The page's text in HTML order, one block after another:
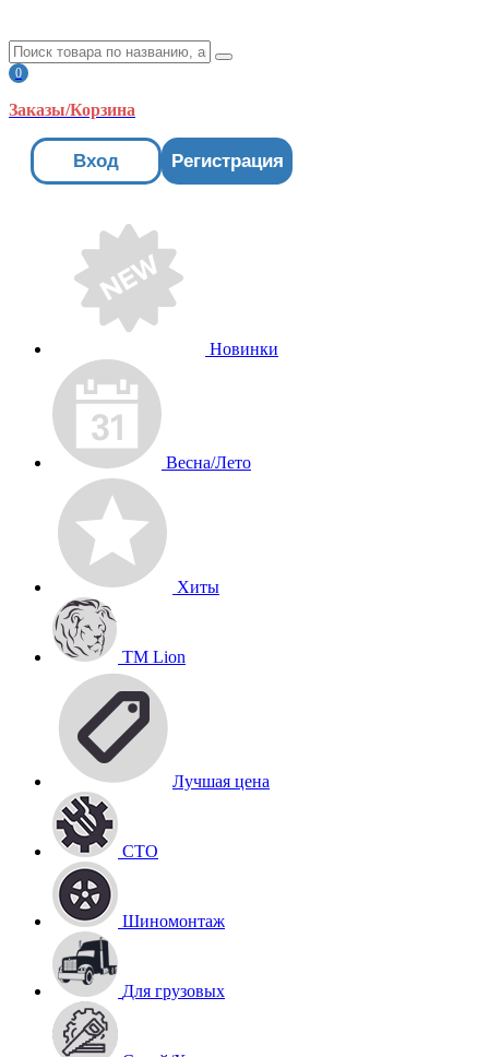
0
Заказы/Корзина
Вход Регистрация
Новинки
Весна/Лето
Хиты
TM Lion
Лучшая цена
СТО
Шиномонтаж
Для грузовых